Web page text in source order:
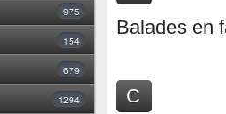
975
154
679
1294
Balades en
C